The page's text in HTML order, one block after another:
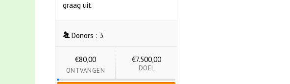
graag uit.
Donors : 3
€80,00
ONTVANGEN
€7.500,00
DOEL